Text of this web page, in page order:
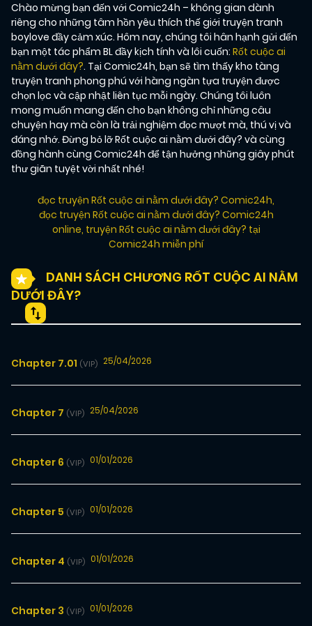
Chào mừng bạn đến với Comic24h – không gian dành
riêng cho những tâm hồn yêu thích thế giới truyện tranh
boylove đầy cảm xúc. Hôm nay, chúng tôi hân hạnh gửi đến
bạn một tác phẩm BL đầy kịch tính và lôi cuốn: Rốt cuộc ai
nằm dưới đây?. Tại Comic24h, bạn sẽ tìm thấy kho tàng
truyện tranh phong phú với hàng ngàn tựa truyện được
chọn lọc và cập nhật liên tục mỗi ngày. Chúng tôi luôn
mong muốn mang đến cho bạn không chỉ những câu
chuyện hay mà còn là trải nghiệm đọc mượt mà, thú vị và
đáng nhớ. Đừng bỏ lỡ Rốt cuộc ai nằm dưới đây? và cùng
đồng hành cùng Comic24h để tận hưởng những giây phút
thư giãn tuyệt vời nhất nhé!
đọc truyện Rốt cuộc ai nằm dưới đây? Comic24h,
đọc truyện Rốt cuộc ai nằm dưới đây? Comic24h
online, truyện Rốt cuộc ai nằm dưới đây? tại
Comic24h miễn phí
DANH SÁCH CHƯƠNG RỐT CUỘC AI NẰM
DƯỚI ĐÂY?
Chapter 7.01 (VIP) 25/04/2026
Chapter 7 (VIP) 25/04/2026
Chapter 6 (VIP) 01/01/2026
Chapter 5 (VIP) 01/01/2026
Chapter 4 (VIP) 01/01/2026
Chapter 3 (VIP) 01/01/2026